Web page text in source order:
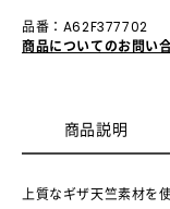
品番：A62F377702
商品についてのお問い
商品説明
上質なギザ天竺素材を